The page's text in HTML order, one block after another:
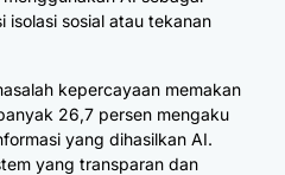
sosial atau tekanan
kepercayaan memakan
26,7 persen mengaku
yang dihasilkan AI.
yang transparan dan